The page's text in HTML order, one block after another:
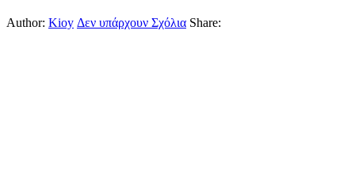
Author: Kioy Δεν υπάρχουν Σχόλια Share: